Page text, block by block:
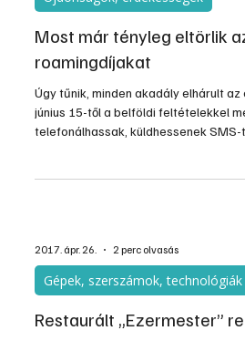
Most már tényleg eltörlik
roamingdíjakat
Úgy tűnik, minden akadály elhárult
június 15-től a belföldi feltételekkel
telefonálhassak, küldhessenek
2017. ápr. 26. 2 perc olvasás
Gépek, szerszámok, technológiák
Restaurált „Ezermester”